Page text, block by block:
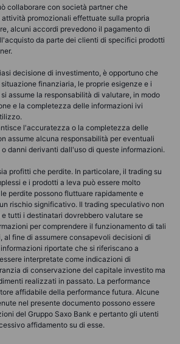
collaborare con società partner che
attività promozionali effettuate sulla propria
alcuni accordi prevedono il pagamento di
da parte dei clienti di specifici prodotti
decisione di investimento, è opportuno che
finanziaria, le proprie esigenze e i
assume la responsabilità di valutare, in modo
e la completezza delle informazioni ivi
l'accuratezza o la completezza delle
assume alcuna responsabilità per eventuali
danni derivanti dall'uso di queste informazioni.
profitti che perdite. In particolare, il trading su
e i prodotti a leva può essere molto
perdite possono fluttuare rapidamente e
rischio significativo. Il trading speculativo non
tutti i destinatari dovrebbero valutare se
per comprendere il funzionamento di tali
al fine di assumere consapevoli decisioni di
riportate che si riferiscano a
interpretate come indicazioni di
di conservazione del capitale investito ma
realizzati in passato. La performance
affidabile della performance futura. Alcune
nel presente documento possono essere
del Gruppo Saxo Bank e pertanto gli utenti
affidamento su di esse.